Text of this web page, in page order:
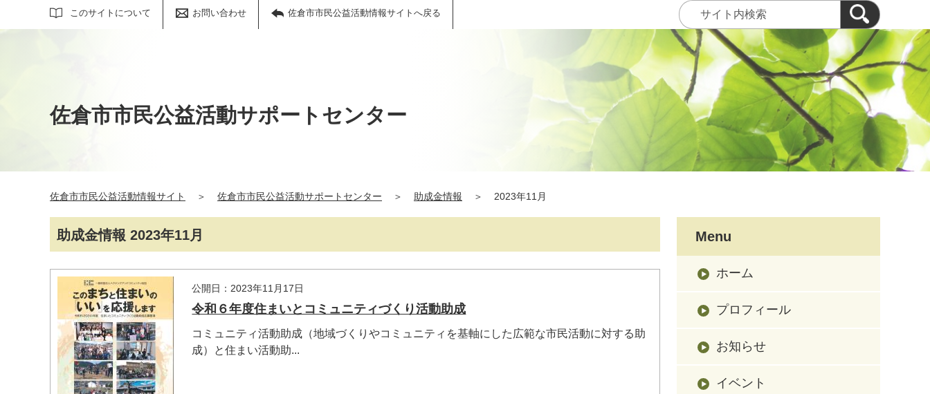
このサイトについて お問い合わせ 佐倉市市民公益活動情報サイトへ戻る
サイト内検索
佐倉市市民公益活動サポートセンター
佐倉市市民公益活動情報サイト ＞ 佐倉市市民公益活動サポートセンター ＞ 助成金情報 ＞ 2023年11月
助成金情報 2023年11月
公開日：2023年11月17日
令和６年度住まいとコミュニティづくり活動助成
コミュニティ活動助成（地域づくりやコミュニティを基軸にした広範な市民活動に対する助
成）と住まい活動助...
Menu
ホーム
プロフィール
お知らせ
イベント